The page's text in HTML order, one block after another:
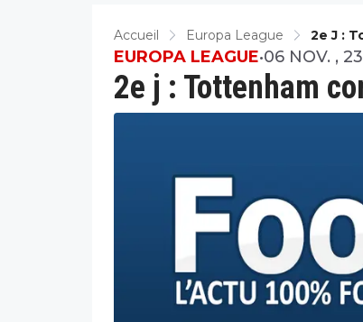
Accueil Europa League 2e J :
2e j : Tottenham
EUROPA LEAGUE•06 NOV. ,